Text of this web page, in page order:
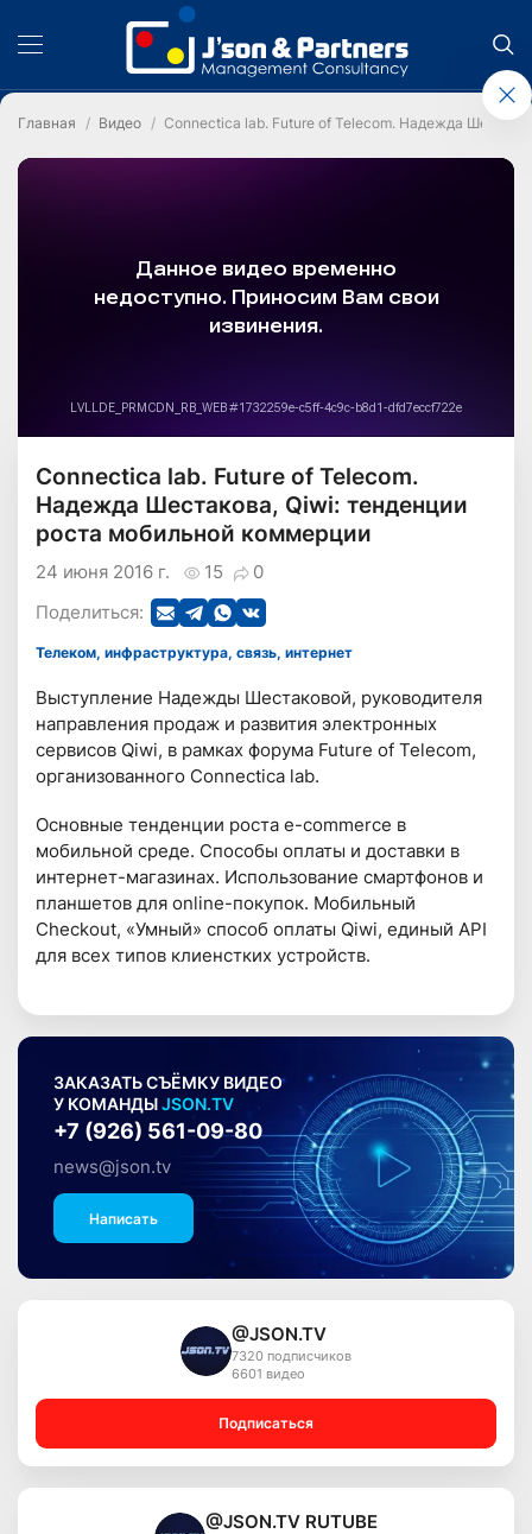
Главная Видео Connectica lab. Future of Telecom. Надежда
Connectica lab. Future of Telecom.
Надежда Шестакова, Qiwi: тенденции
роста мобильной коммерции
15 0
24 июня 2016 г.
Поделиться:
Телеком, инфраструктура, связь, интернет
Выступление Надежды Шестаковой, руководителя
направления продаж и развития электронных
сервисов Qiwi, в рамках форума Future of Telecom,
организованного Connectica lab.
Основные тенденции роста e-commerce в
мобильной среде. Способы оплаты и доставки в
интернет-магазинах. Использование смартфонов и
планшетов для online-покупок. Мобильный
Checkout, «Умный» способ оплаты Qiwi, единый API
для всех типов клиенстких устройств.
ЗАКАЗАТЬ СЪЁМКУ ВИДЕО
У КОМАНДЫJSON.TV
+7 (926) 561-09-80
news@json.tv
Написать
@JSON.TV
7320 подписчиков
6601 видео
Подписаться
@JSON.TV RUTUBE